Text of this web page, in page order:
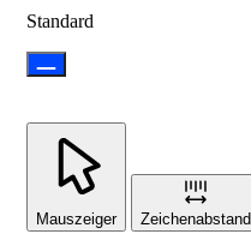
Standard
Mauszeiger Zeichenabstand